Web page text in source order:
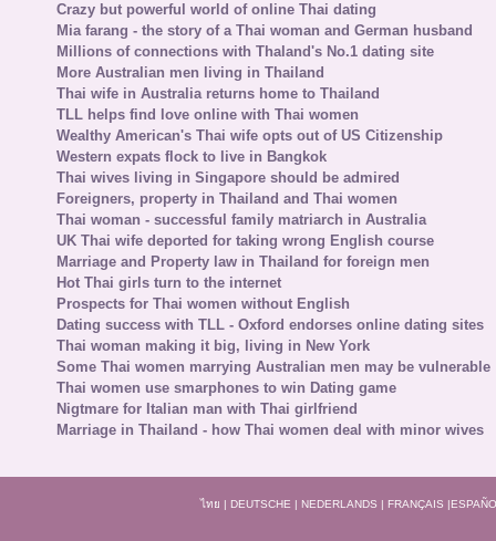
Crazy but powerful world of online Thai dating
Mia farang - the story of a Thai woman and German husband
Millions of connections with Thaland's No.1 dating site
More Australian men living in Thailand
Thai wife in Australia returns home to Thailand
TLL helps find love online with Thai women
Wealthy American's Thai wife opts out of US Citizenship
Western expats flock to live in Bangkok
Thai wives living in Singapore should be admired
Foreigners, property in Thailand and Thai women
Thai woman - successful family matriarch in Australia
UK Thai wife deported for taking wrong English course
Marriage and Property law in Thailand for foreign men
Hot Thai girls turn to the internet
Prospects for Thai women without English
Dating success with TLL - Oxford endorses online dating sites
Thai woman making it big, living in New York
Some Thai women marrying Australian men may be vulnerable
Thai women use smarphones to win Dating game
Nigtmare for Italian man with Thai girlfriend
Marriage in Thailand - how Thai women deal with minor wives
ไทย | DEUTSCHE | NEDERLANDS | FRANÇAIS |